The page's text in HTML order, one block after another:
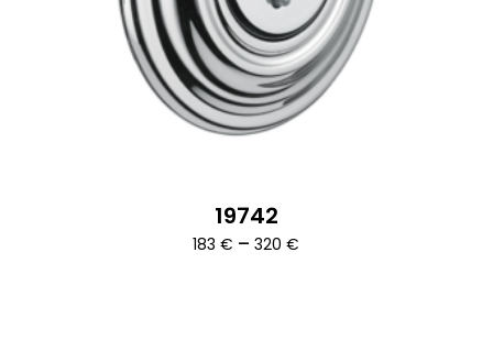
19742
183€ – 320€